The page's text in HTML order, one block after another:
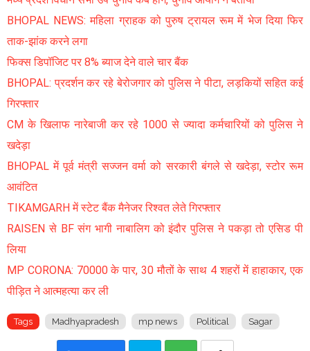
BHOPAL NEWS: महिला ग्राहक को पुरुष ट्रायल रूम में भेज दिया फिर
ताक-झांक करने लगा
फिक्स डिपॉजिट पर 8% ब्याज देने वाले चार बैंक
BHOPAL: प्रदर्शन कर रहे बेरोजगार को पुलिस ने पीटा, लड़कियों सहित कई
गिरफ्तार
CM के खिलाफ नारेबाजी कर रहे 1000 से ज्यादा कर्मचारियों को पुलिस ने
खदेड़ा
BHOPAL में पूर्व मंत्री सज्जन वर्मा को सरकारी बंगले से खदेड़ा, स्टोर रूम
आवंटित
TIKAMGARH में स्टेट बैंक मैनेजर रिश्वत लेते गिरफ्तार
RAISEN से BF संग भागी नाबालिग को इंदौर पुलिस ने पकड़ा तो एसिड पी
लिया
MP CORONA: 70000 के पार, 30 मौतों के साथ 4 शहरों में हाहाकार, एक
पीड़ित ने आत्महत्या कर ली
Tags Madhyapradesh mp news Political Sagar